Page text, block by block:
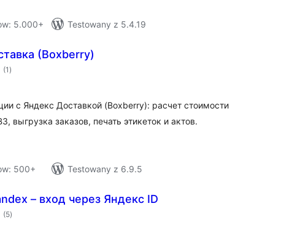
5.000+
Testowany z 5.4.19
(Boxberry)
(1 total
ratings
)
с Яндекс Доставкой (Boxberry): расчет стоимости
выгрузка заказов, печать этикеток и актов.
500+
Testowany z 6.9.5
– вход через Яндекс ID
(5total
ratings
)